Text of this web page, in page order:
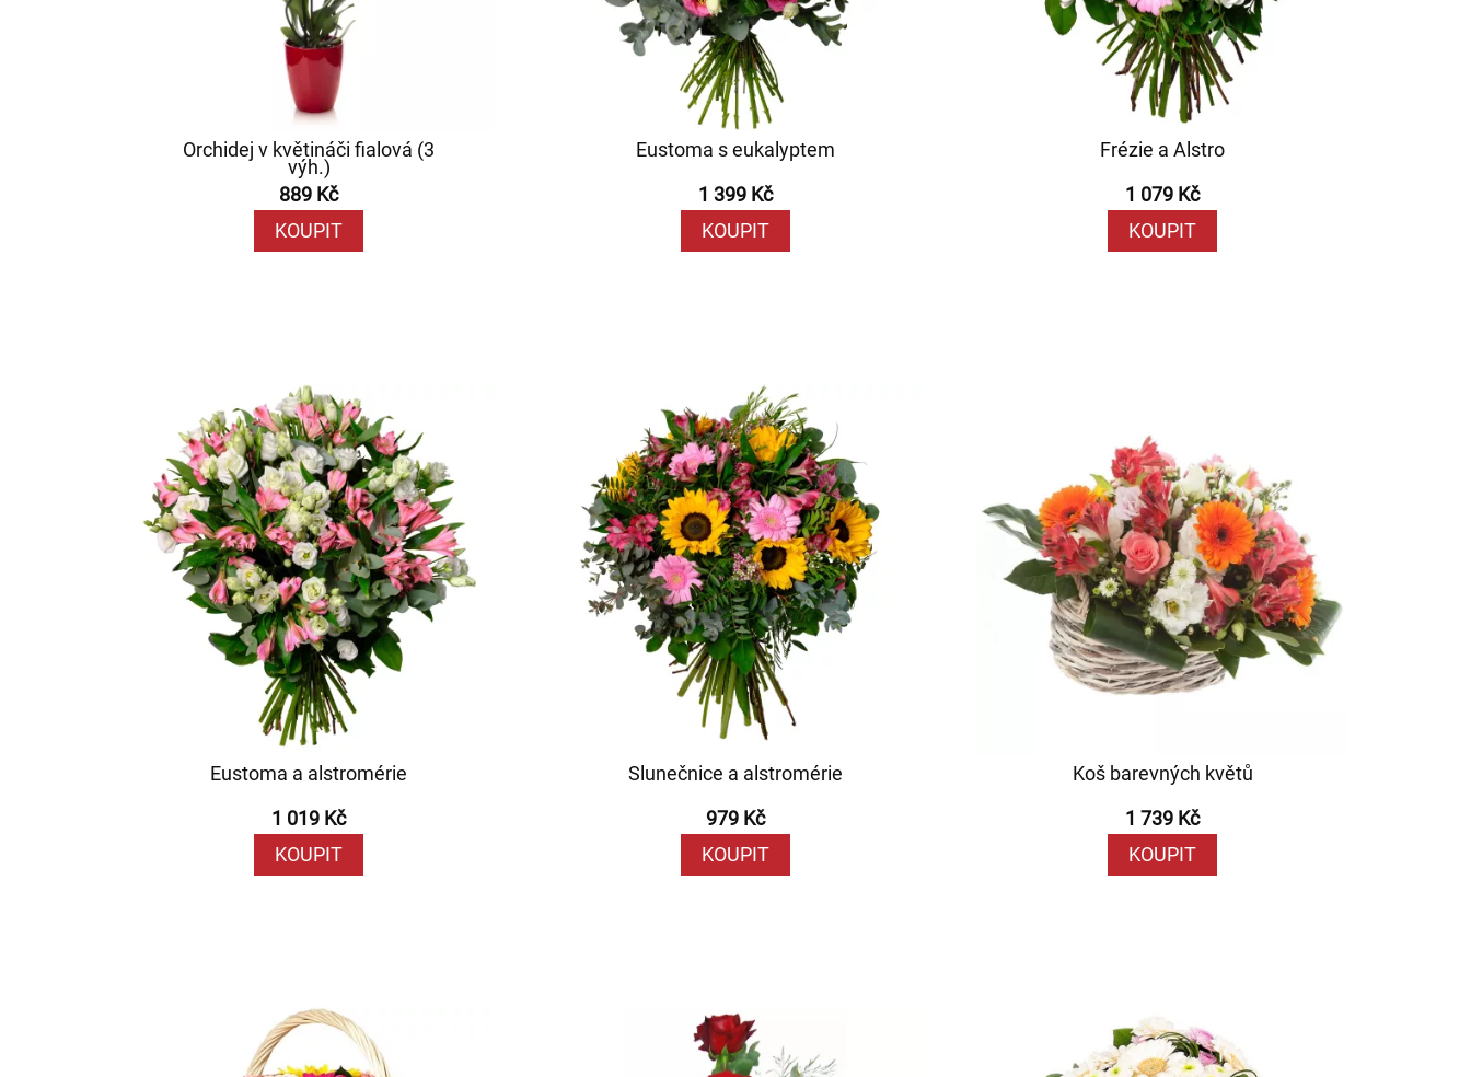
Orchidej v květináči fialová (3
výh.)
889 Kč
KOUPIT
Eustoma s eukalyptem
1 399 Kč
KOUPIT
Frézie a Alstro
1 079 Kč
KOUPIT
Eustoma a alstromérie
1 019 Kč
KOUPIT
Slunečnice a alstromérie
979 Kč
KOUPIT
Koš barevných květů
1 739 Kč
KOUPIT